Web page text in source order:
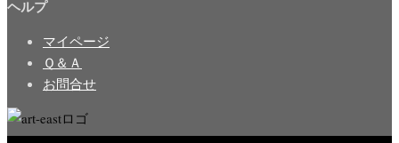
ヘルプ
マイページ
Ｑ＆Ａ
お問合せ